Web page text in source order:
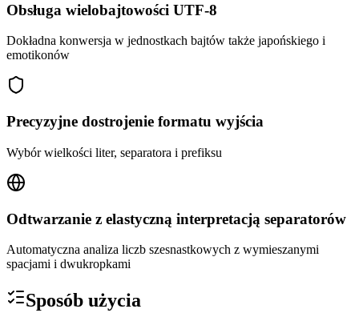
Obsługa wielobajtowości UTF-8
Dokładna konwersja w jednostkach bajtów także japońskiego i
emotikonów
Precyzyjne dostrojenie formatu wyjścia
Wybór wielkości liter, separatora i prefiksu
Odtwarzanie z elastyczną interpretacją separatorów
Automatyczna analiza liczb szesnastkowych z wymieszanymi
spacjami i dwukropkami
Sposób użycia